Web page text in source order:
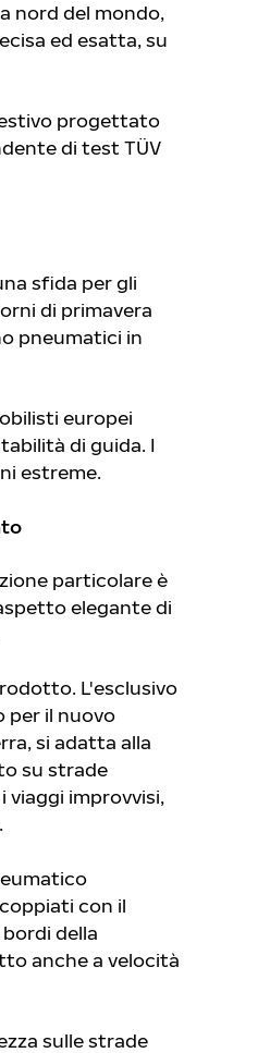
nord del mondo,
ed esatta, su
progettato
di test TÜV
sfida per gli
di primavera
pneumatici in
europei
di guida. I
estreme.
particolare è
elegante di
L'esclusivo
per il nuovo
si adatta alla
su strade
viaggi improvvisi,
con il
della
anche a velocità
sulle strade